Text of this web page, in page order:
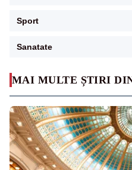
MAI MULTE ȘTIRI
Sport
Sanatate